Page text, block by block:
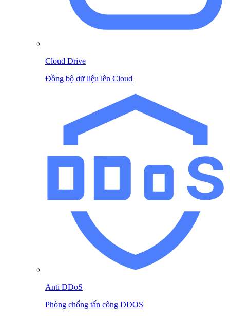
Cloud Drive
Đồng bộ dữ liệu lên Cloud
Anti DDoS
Phòng chống tấn công DDOS